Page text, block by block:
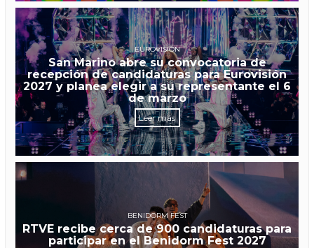
EUROVISIÓN
San Marino abre su convocatoria de
recepción de candidaturas para Eurovisión
2027 y planea elegir a su representante el 6
de marzo
Leer más
BENIDORM FEST
RTVE recibe cerca de 900 candidaturas para
participar en el Benidorm Fest 2027